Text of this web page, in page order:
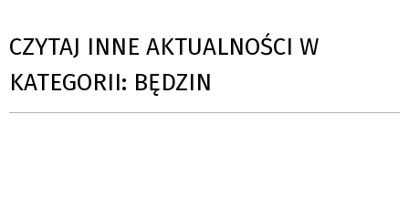
CZYTAJ INNE AKTUALNOŚCI W
KATEGORII: BĘDZIN